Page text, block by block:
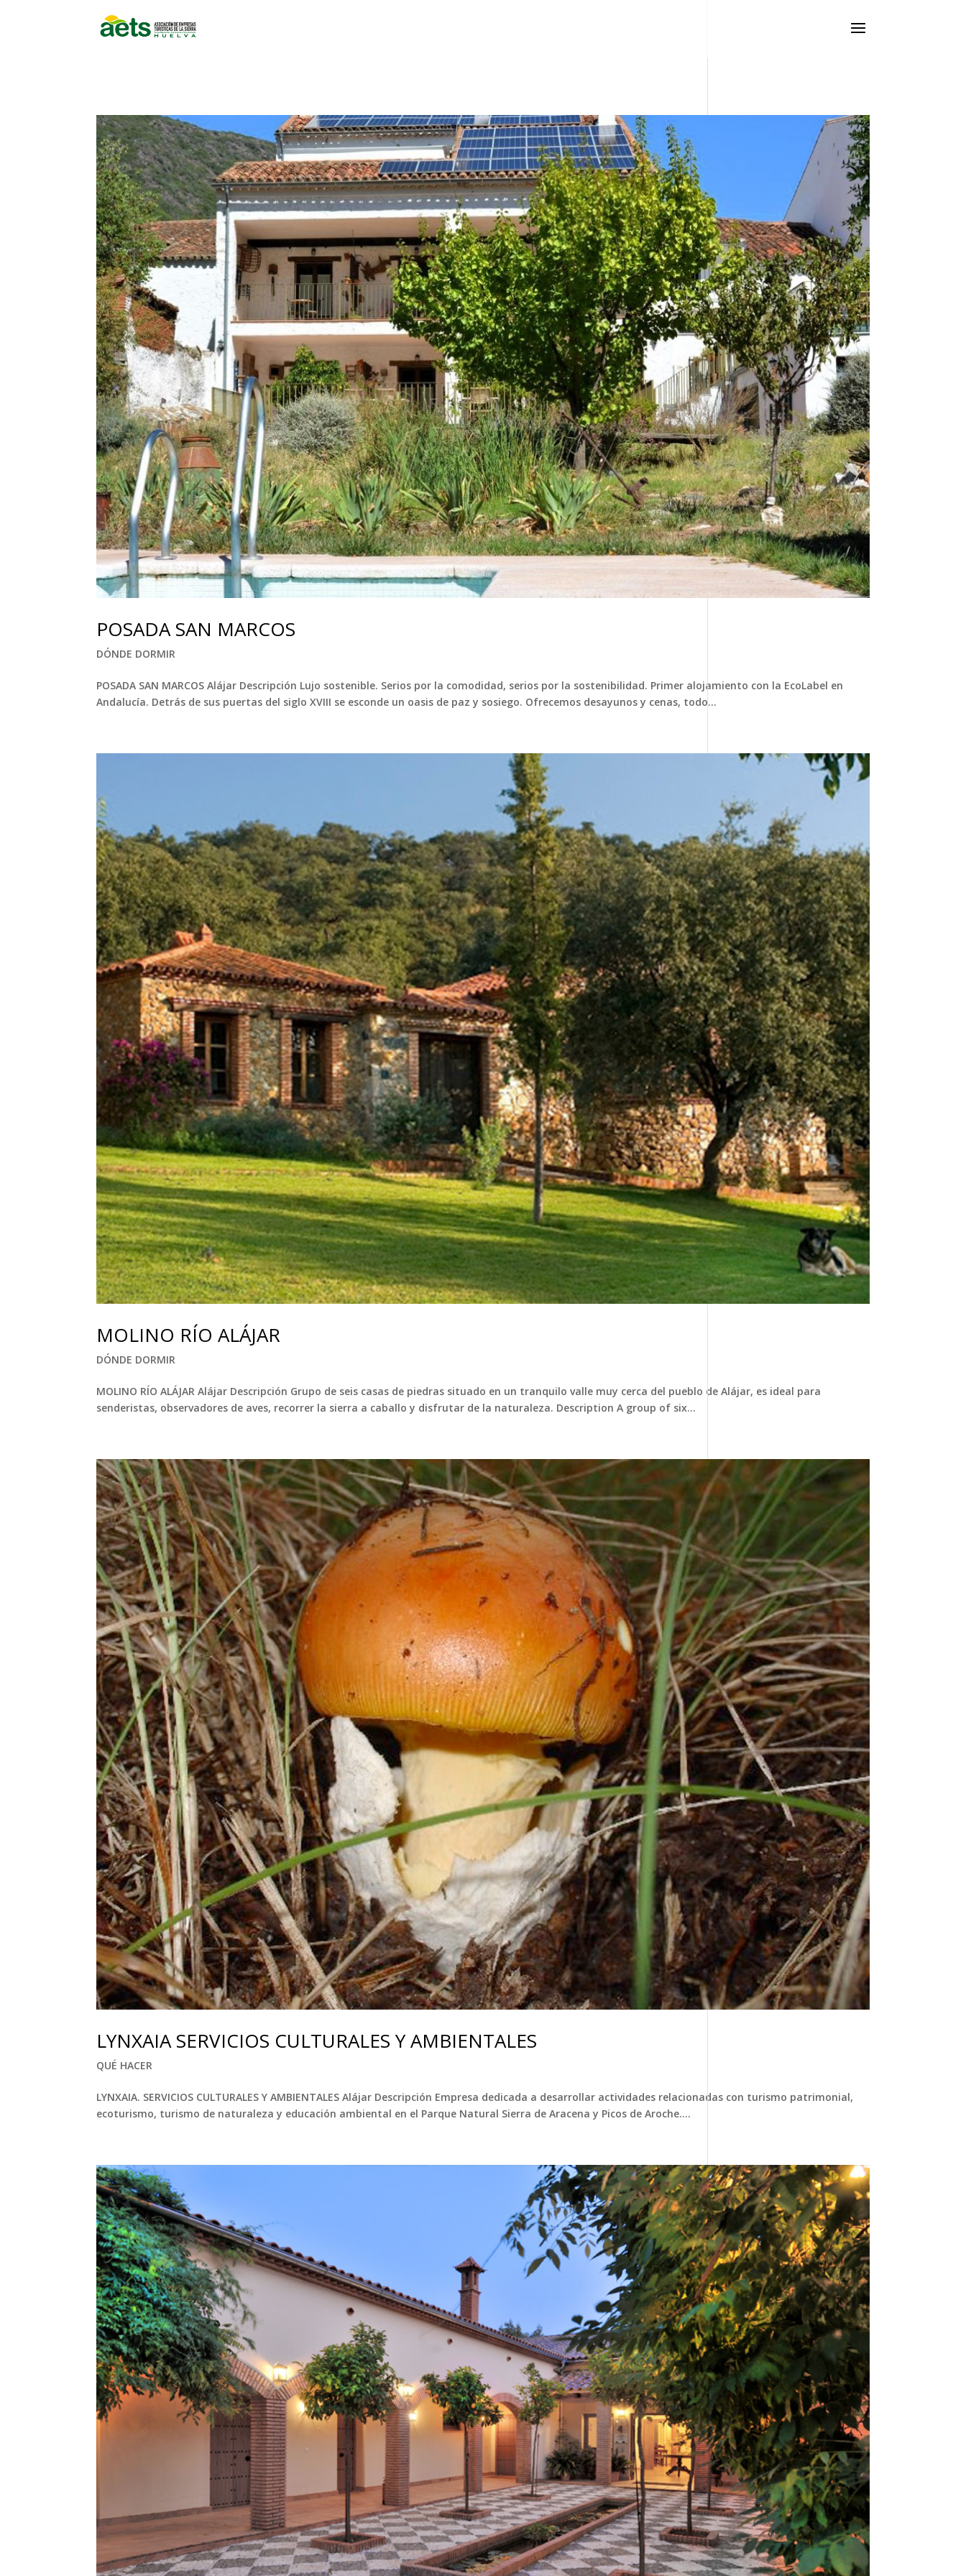
POSADA SAN MARCOS
DÓNDE DORMIR
POSADA SAN MARCOS Alájar Descripción Lujo sostenible. Serios por la comodidad, serios por la sostenibilidad. Primer alojamiento con la EcoLabel en
Andalucía. Detrás de sus puertas del siglo XVIII se esconde un oasis de paz y sosiego. Ofrecemos desayunos y cenas, todo...
MOLINO RÍO ALÁJAR
DÓNDE DORMIR
MOLINO RÍO ALÁJAR Alájar Descripción Grupo de seis casas de piedras situado en un tranquilo valle muy cerca del pueblo de Alájar, es ideal para
senderistas, observadores de aves, recorrer la sierra a caballo y disfrutar de la naturaleza. Description A group of six...
LYNXAIA SERVICIOS CULTURALES Y AMBIENTALES
QUÉ HACER
LYNXAIA. SERVICIOS CULTURALES Y AMBIENTALES Alájar Descripción Empresa dedicada a desarrollar actividades relacionadas con turismo patrimonial,
ecoturismo, turismo de naturaleza y educación ambiental en el Parque Natural Sierra de Aracena y Picos de Aroche....